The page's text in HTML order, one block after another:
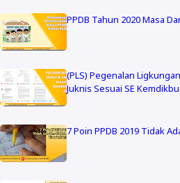
PPDB Tahun 2020 Masa
(PLS) Pegenalan
Juknis Sesuai SE
7 Poin PPDB 2019 Tidak